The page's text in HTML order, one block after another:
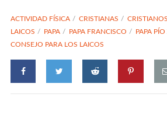
ACTIVIDAD FÍSICA CRISTIANAS CRISTIANOS
LAICOS
PAPA PAPA FRANCISCO PAPA PÍO
CONSEJO PARA LOS LAICOS